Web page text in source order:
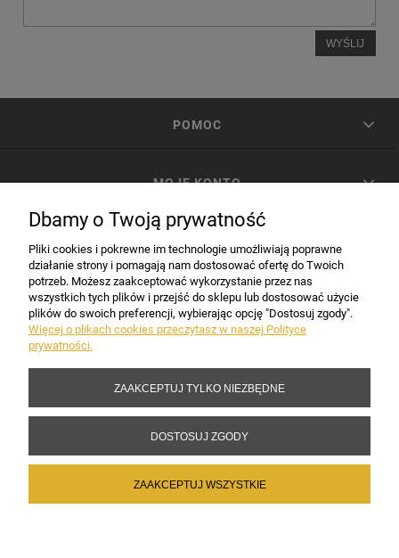
WYŚLIJ
POMOC
MOJE KONTO
INFORMACJE
Copyright 2017-2026 Sakramento.pl
Dbamy o Twoją prywatność
Pliki cookies i pokrewne im technologie umożliwiają poprawne
działanie strony i pomagają nam dostosować ofertę do Twoich
potrzeb. Możesz zaakceptować wykorzystanie przez nas
wszystkich tych plików i przejść do sklepu lub dostosować użycie
plików do swoich preferencji, wybierając opcję "Dostosuj zgody".
Więcej o plikach cookies przeczytasz w naszej Polityce
prywatności.
ZAAKCEPTUJ TYLKO NIEZBĘDNE
DOSTOSUJ ZGODY
ZAAKCEPTUJ WSZYSTKIE